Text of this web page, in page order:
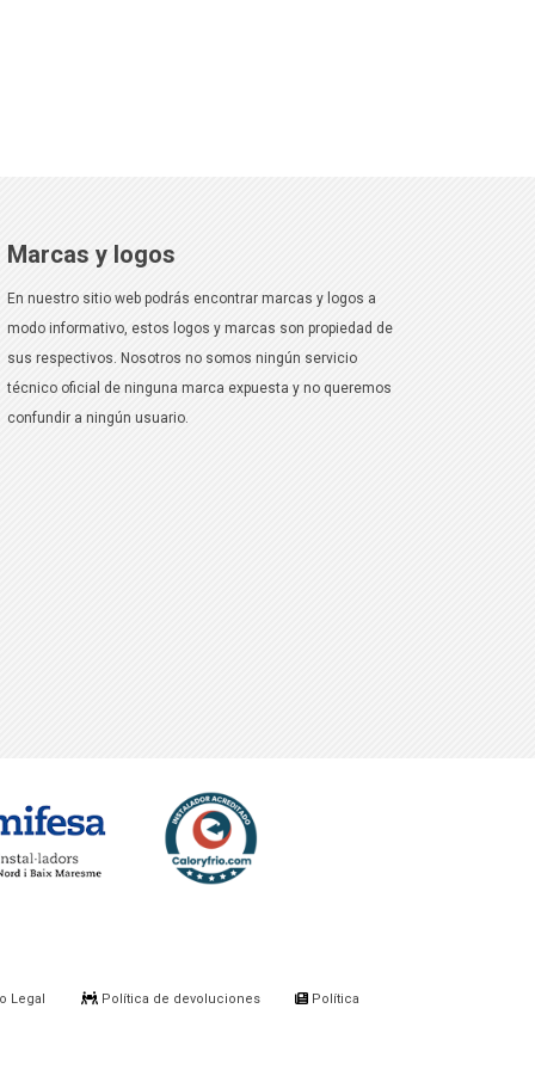
Marcas y logos
En nuestro sitio web podrás encontrar marcas y logos a
modo informativo, estos logos y marcas son propiedad de
sus respectivos. Nosotros no somos ningún servicio
técnico oficial de ninguna marca expuesta y no queremos
confundir a ningún usuario.
Legal Política de devoluciones
Política